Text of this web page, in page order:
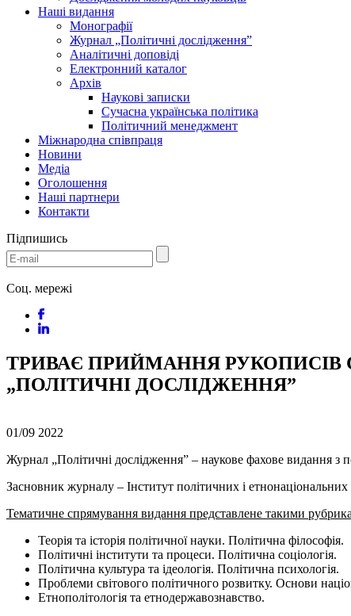
Наші видання
Монографії
Журнал „Політичні дослідження”
Аналітичні доповіді
Електронний каталог
Архів
Наукові записки
Сучасна українська політика
Політичний менеджмент
Міжнародна співпраця
Новини
Медіa
Оголошення
Наші партнери
Контакти
Підпишись
Соц. мережі
ТРИВАЄ ПРИЙМАННЯ РУКОПИСІВ
„ПОЛІТИЧНІ ДОСЛІДЖЕННЯ”
01/09 2022
Журнал „Політичні дослідження” – наукове фахове видання з
Засновник журналу – Інститут політичних і
Тематичне спрямування видання представлене такими
Теорія та історія політичної науки. Політична філософія.
Політичні інститути та процеси. Політична соціологія.
Політична культура та ідеологія. Політична психологія.
Проблеми світового політичного розвитку. Основи
Етнополітологія та етнодержавознавство.